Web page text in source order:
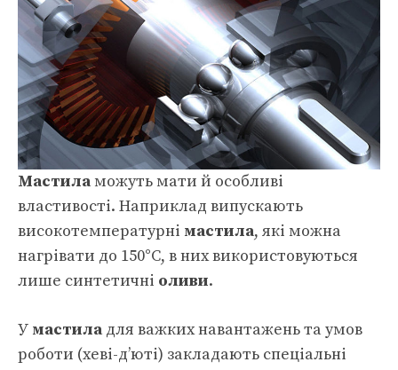
Мастиламожуть мати й особливі
властивості. Наприклад випускають
високотемпературні мастила, які можна
нагрівати до 150°С, в них використовуються
лише синтетичні оливи.
У мастила для важких навантажень та умов
роботи (хеві-д’юті) закладають спеціальні